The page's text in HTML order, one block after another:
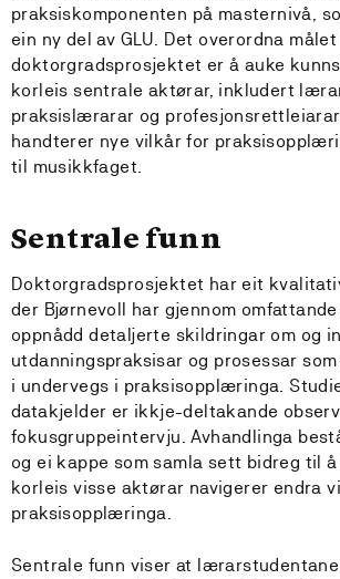
praksiskomponenten på masternivå,
ein ny del av GLU. Det overordna målet
doktorgradsprosjektet er å auke
korleis sentrale aktørar, inkludert
praksislærarar og
handterer nye vilkår for
til musikkfaget.
Sentrale funn
Doktorgradsprosjektet har eit
der Bjørnevoll har gjennom
oppnådd detaljerte skildringar om og
utdanningspraksisar og prosessar
i undervegs i praksisopplæringa.
datakjelder er ikkje-deltakande
fokusgruppeintervju. Avhandlinga
og ei kappe som samla sett bidreg til
korleis visse aktørar navigerer endra
praksisopplæringa.
Sentrale funn viser at